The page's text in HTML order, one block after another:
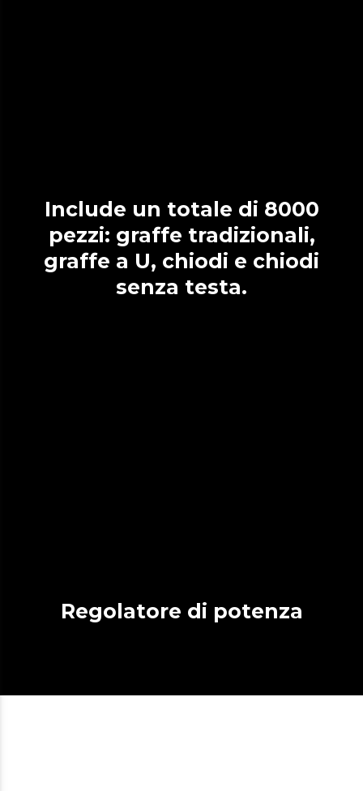
Include un totale di 8000
pezzi: graffe tradizionali,
graffe a U, chiodi e chiodi
senza testa.
Regolatore di potenza